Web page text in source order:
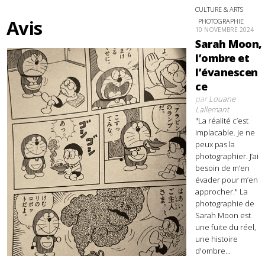
Avis
CULTURE & ARTS
PHOTOGRAPHIE
10 NOVEMBRE 2024
Sarah Moon,
l’ombre et
l’évanescen
ce
parLouane
Lallemant
"La réalité c’est
implacable. Je ne
peux pas la
photographier. J’ai
besoin de m’en
évader pour m’en
approcher." La
photographie de
Sarah Moon est
une fuite du réel,
une histoire
d'ombre...